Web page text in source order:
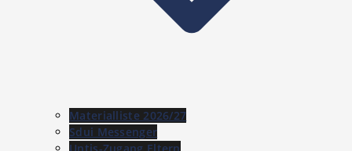
Materialliste 2026/27
Sdui Messenger